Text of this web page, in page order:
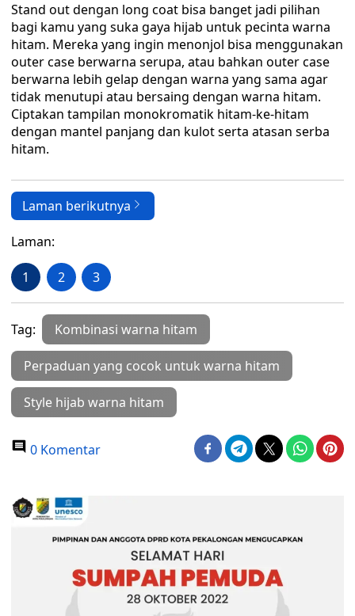
Stand out dengan long coat bisa banget jadi pilihan
bagi kamu yang suka gaya hijab untuk pecinta warna
hitam. Mereka yang ingin menonjol bisa menggunakan
outer case berwarna serupa, atau bahkan outer case
berwarna lebih gelap dengan warna yang sama agar
tidak menutupi atau bersaing dengan warna hitam.
Ciptakan tampilan monokromatik hitam-ke-hitam
dengan mantel panjang dan kulot serta atasan serba
hitam.
Laman berikutnya
Laman:
1 2 3
Tag: Kombinasi warna hitam
Perpaduan yang cocok untuk warna hitam
Style hijab warna hitam
0 Komentar